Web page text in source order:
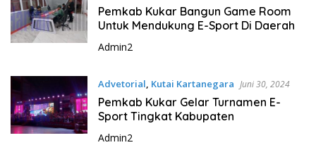
Pemkab Kukar Bangun Game Room
Untuk Mendukung E-Sport Di Daerah
Admin2
Advetorial Kutai Kartanegara Juni 30, 2024
Pemkab Kukar Gelar Turnamen E-
Sport Tingkat Kabupaten
Admin2